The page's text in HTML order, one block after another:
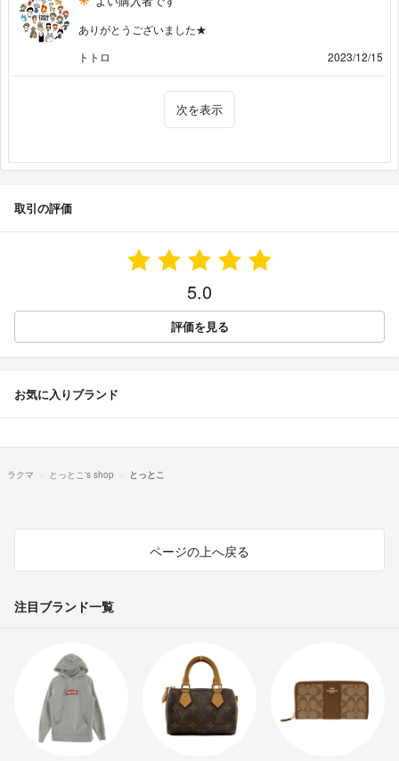
ありがとうございました★
トトロ
2023/12/15
次を表示
取引の評価
5.0
評価を見る
お気に入りブランド
ラクマ とっとこ's shop とっとこ
ページの上へ戻る
注目ブランド一覧